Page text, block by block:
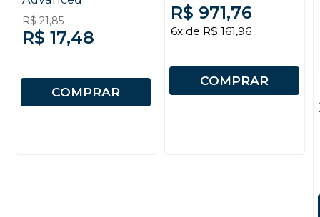
R$ 21,85
R$ 17,48
COMPRAR
R$ 971,76
6x de R$ 161,96
COMPRAR